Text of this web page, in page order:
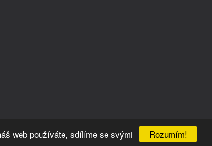
Rozumím!
web používáte, sdílíme se svými